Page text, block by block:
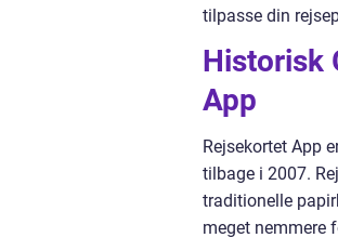
tilpasse din
Historisk
App
Rejsekortet App
tilbage i 2007.
traditionelle
meget nemmere